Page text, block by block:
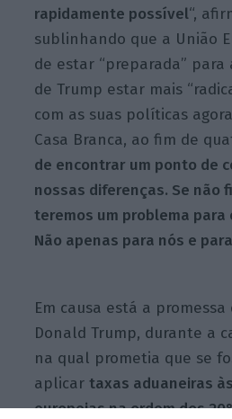
rapidamente possível“,
sublinhando que a União
de estar “preparada”
de Trump estar mais
com as suas políticas
Casa Branca, ao fim de
de encontrar um ponto de
nossas diferenças. Se não
teremos um problema para
Não apenas para nós e
Em causa está a
Donald Trump, durante a
na qual prometia que se
aplicartaxas aduaneiras
europeias na ordem dos